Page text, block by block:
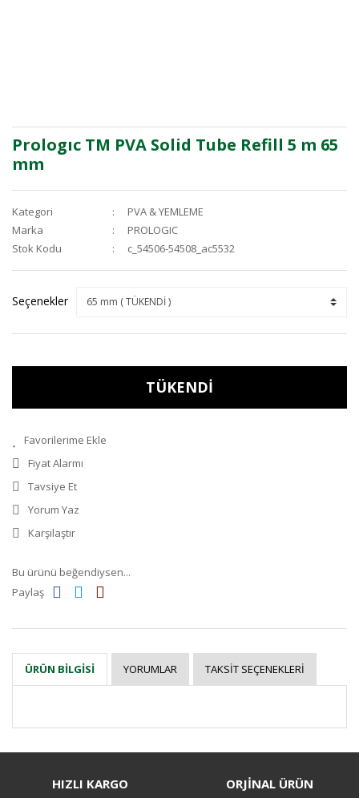
Prologıc TM PVA Solid Tube Refill 5 m 65
mm
Kategori
PVA & YEMLEME
Marka
PROLOGIC
Stok Kodu
c_54506-54508_ac5532
Seçenekler
TÜKENDİ
Fiyat Alarmı
Tavsiye Et
Yorum Yaz
Karşılaştır
Bu ürünü beğendiysen...
Paylaş
ÜRÜN BILGISI YORUMLAR TAKSIT SEÇENEKLERI
HIZLI KARGO ORJİNAL ÜRÜN